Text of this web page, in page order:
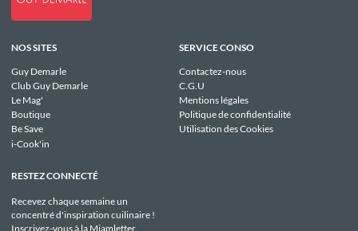
NOS SITES
Guy Demarle
Club Guy Demarle
Le Mag'
Boutique
Be Save
i-Cook'in
SERVICE CONSO
Contactez-nous
C.G.U
Mentions légales
Politique de confidentialité
Utilisation des Cookies
RESTEZ CONNECTÉ
Recevez chaque semaine un
concentré d'inspiration cuilinaire !
Inscrivez-vous à la Miamletter.